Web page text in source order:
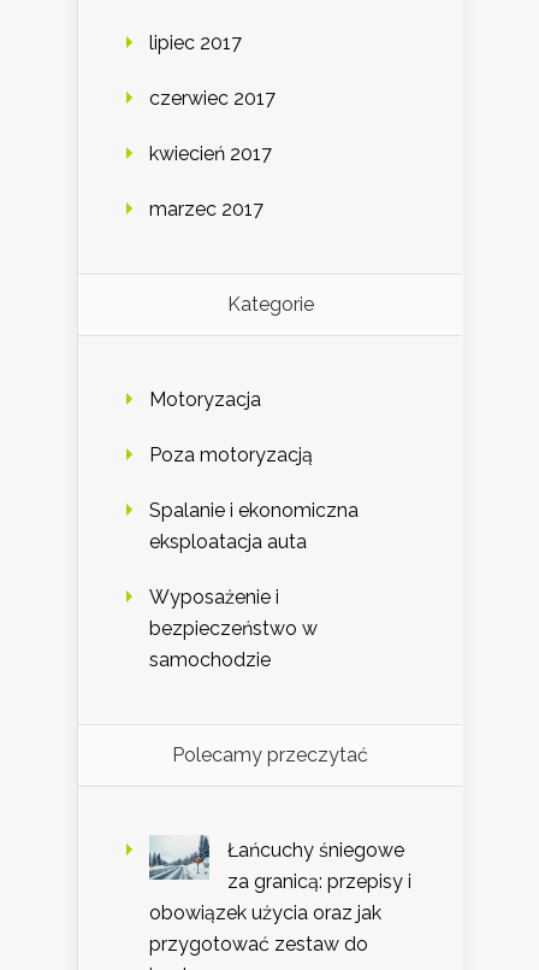
lipiec 2017
czerwiec 2017
kwiecień 2017
marzec 2017
Kategorie
Motoryzacja
Poza motoryzacją
Spalanie i ekonomiczna
eksploatacja auta
Wyposażenie i
bezpieczeństwo w
samochodzie
Polecamy przeczytać
Łańcuchy śniegowe
za granicą: przepisy i
obowiązek użycia oraz jak
przygotować zestaw do